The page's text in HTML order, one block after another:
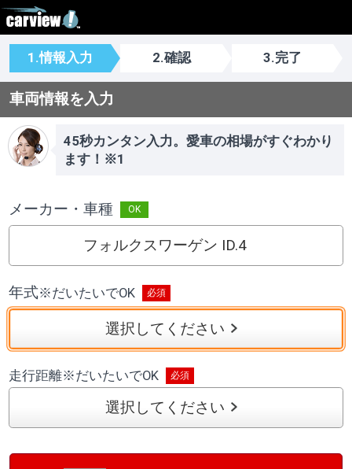
1.情報入力 2.確認 3.完了
車両情報を入力
45秒カンタン入力。愛車の相場がすぐわかり
ます！※1
メーカー・車種
フォルクスワーゲン ID.4
年式※だいたいでOK
選択してください
走行距離※だいたいでOK
選択してください